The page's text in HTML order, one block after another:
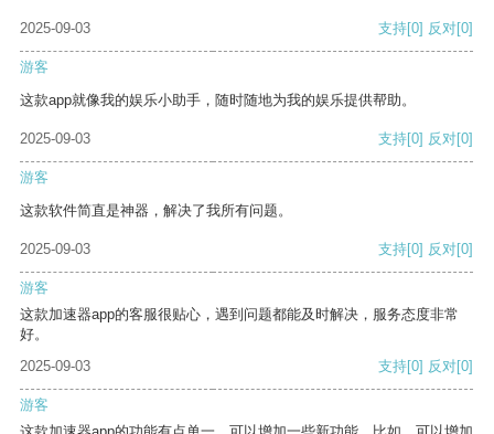
2025-09-03 支持[0] 反对[0]
游客
这款app就像我的娱乐小助手，随时随地为我的娱乐提供帮助。
2025-09-03 支持[0] 反对[0]
游客
这款软件简直是神器，解决了我所有问题。
2025-09-03 支持[0] 反对[0]
游客
这款加速器app的客服很贴心，遇到问题都能及时解决，服务态度非常
好。
2025-09-03
支持[0] 反对[0]
游客